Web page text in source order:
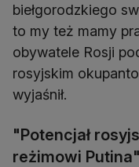
biełgorodzkiego
to my też mamy
obywatele Rosji
rosyjskim
wyjaśnił.
"Potencjał
reżimowi Putina"